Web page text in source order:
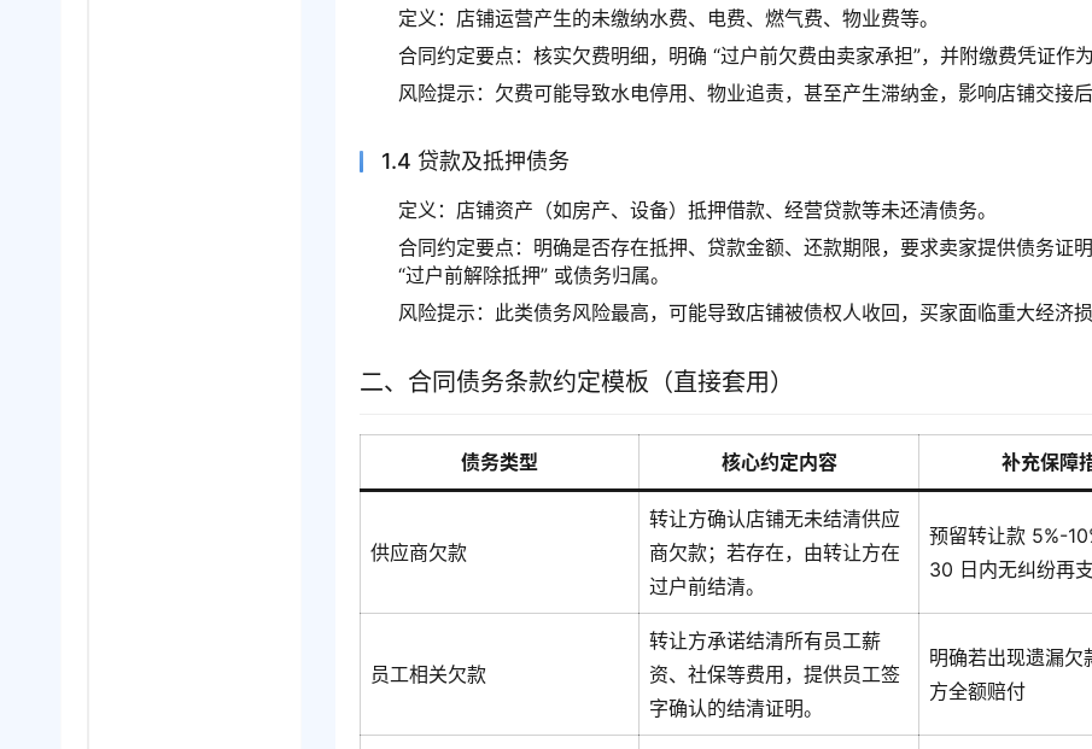
定义：店铺运营产生的未缴纳水费、电费、燃气费、物业费等。
合同约定要点：核实欠费明细，明确 “过户前欠费由卖家承担”，并附缴费凭证作为
风险提示：欠费可能导致水电停用、物业追责，甚至产生滞纳金，影响店铺交接后
1.4 贷款及抵押债务
定义：店铺资产（如房产、设备）抵押借款、经营贷款等未还清债务。
合同约定要点：明确是否存在抵押、贷款金额、还款期限，要求卖家提供债务证
“过户前解除抵押” 或债务归属。
风险提示：此类债务风险最高，可能导致店铺被债权人收回，买家面临重大经济损
二、合同债务条款约定模板（直接套用）
债务类型 核心约定内容 补充保障
供应商欠款
转让方确认店铺无未结清供应
商欠款；若存在，由转让方在
过户前结清。
预留转让款 5%-
30 日内无纠纷再
员工相关欠款
转让方承诺结清所有员工薪
资、社保等费用，提供员工签
字确认的结清证明。
明确若出现遗漏欠
方全额赔付